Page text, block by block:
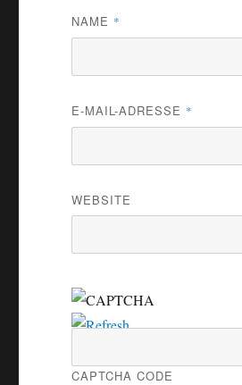
NAME *
E-MAIL-ADRESSE *
WEBSITE
CAPTCHA CODE